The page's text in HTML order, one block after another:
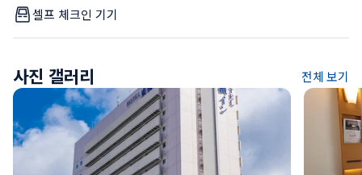
셀프 체크인 기기
사진 갤러리 전체 보기